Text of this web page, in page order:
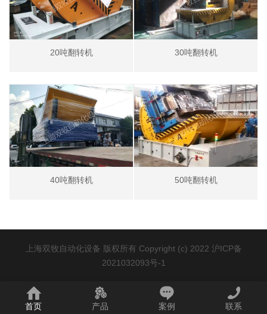
20吨翻转机 30吨翻转机
40吨翻转机 50吨翻转机
上海双牧自动化设备 版权所有 Copyright (c) 2022 沪ICP备
2021032093号-1
首页 产品 案例 联系